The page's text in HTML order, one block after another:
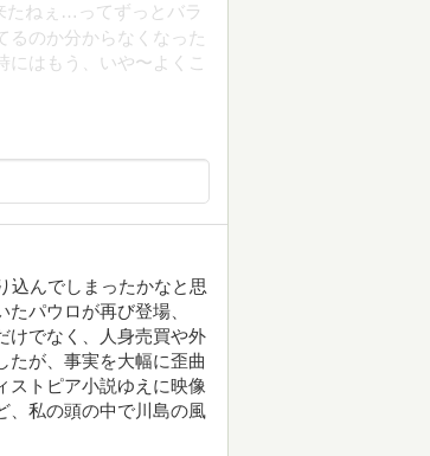
たねぇ…ってずっとバラ
るのか分からなくなった
はもう、いや〜よくこ
込んでしまったかなと思
パウロが再び登場、
けでなく、人身売買や外
たが、事実を大幅に歪曲
ストピア小説ゆえに映像
、私の頭の中で川島の風